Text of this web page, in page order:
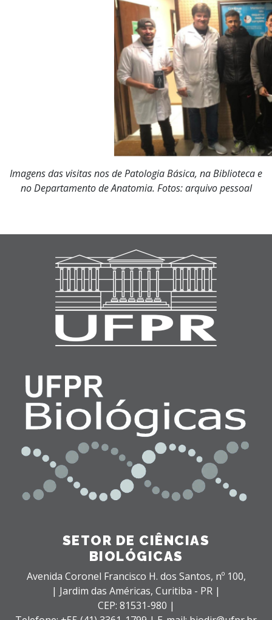
Imagens das visitas nos de Patologia Básica, na Biblioteca e
no Departamento de Anatomia. Fotos: arquivo pessoal
SETOR DE CIÊNCIAS
BIOLÓGICAS
Avenida Coronel Francisco H. dos Santos, nº 100,
| Jardim das Américas, Curitiba - PR |
CEP: 81531-980 |